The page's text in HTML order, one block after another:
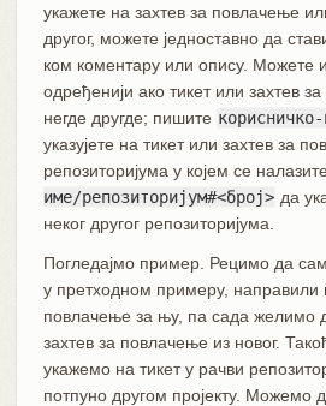
укажете на захтев за повлачење
другог, можете једноставно да
ком коментару или опису. Можете
одређенији ако тикет или захтев
негде другде; пишите
указујете на тикет или захтев за
репозиторијума у којем се
име/репозиторијум#<број> да
неког другог репозиторијума.
Погледајмо пример. Рецимо да
у претходном примеру, направили
повлачење за њу, па сада желимо
захтев за повлачење из новог.
укажемо на тикет у рачви
потпуно другом пројекту. Можемо